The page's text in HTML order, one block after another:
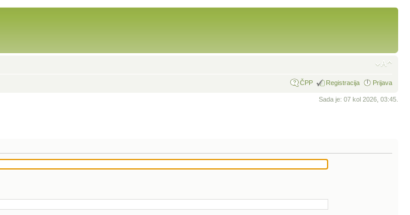
ČPP Registracija Prijava
Sada je: 07 kol 2026, 03:45.